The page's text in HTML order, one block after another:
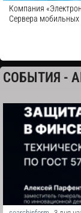
Компания
Сервера
СОБЫТИЯ -